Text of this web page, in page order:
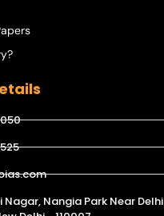
Nagar, Nangia Park Near Delhi